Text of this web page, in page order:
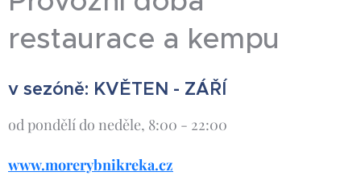
restaurace a kempu
v sezóně: KVĚTEN - ZÁŘÍ
od pondělí do neděle, 8:00 - 22:00
www.morerybnikreka.cz